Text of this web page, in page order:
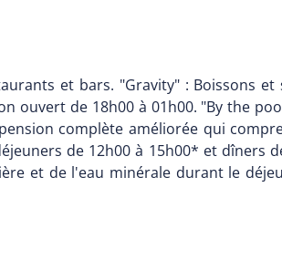
et bars. "Gravity" : Boissons et
ouvert de 18h00 à 01h00. "By the
complète améliorée qui
de 12h00 à 15h00* et dîners
et de l'eau minérale durant le